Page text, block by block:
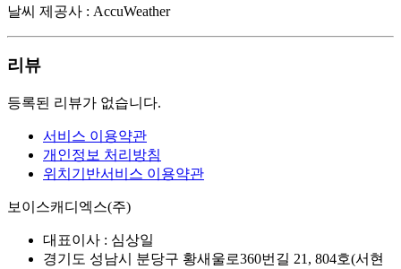
날씨 제공사 : AccuWeather
리뷰
등록된 리뷰가 없습니다.
서비스 이용약관
개인정보 처리방침
위치기반서비스 이용약관
보이스캐디엑스(주)
대표이사 : 심상일
경기도 성남시 분당구 황새울로360번길 21, 804호(서현